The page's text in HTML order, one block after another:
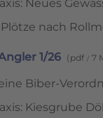
Neues
nach
1/26 pdf 7
Biber-
Kiesgrube